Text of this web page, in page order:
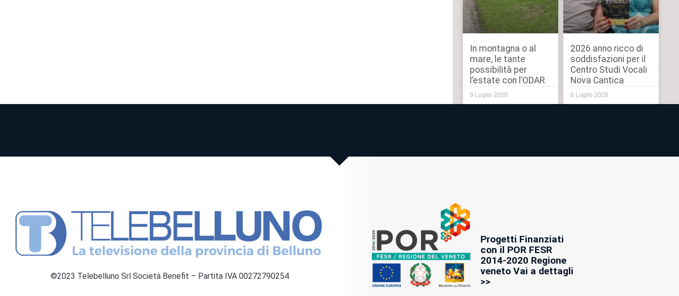
In montagna o al
mare, le tante
possibilità per
l’estate con l’ODAR
9 Luglio 2026
2026 anno ricco di
soddisfazioni per il
Centro Studi Vocali
Nova Cantica
6 Luglio 2026
©2023 Telebelluno Srl Società Benefit – Partita IVA 00272790254
Progetti Finanziati
con il POR FESR
2014-2020 Regione
veneto Vai a dettagli
>>